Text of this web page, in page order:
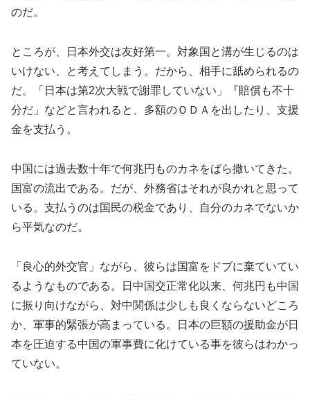
のだ。
ところが、日本外交は友好第一。対象国と溝が生じるのは
いけない、と考えてしまう。だから、相手に舐められるの
だ。「日本は第2次大戦で謝罪していない」『賠償も不十
分だ」などと言われると、多額のＯＤＡを出したり、支援
金を支払う。
中国には過去数十年で何兆円ものカネをばら撒いてきた。
国富の流出である。だが、外務省はそれが良かれと思って
いる。支払うのは国民の税金であり、自分のカネでないか
ら平気なのだ。
「良心的外交官」ながら、彼らは国富をドブに棄ていてい
るようなものである。日中国交正常化以来、何兆円も中国
に振り向けながら、対中関係は少しも良くならないどころ
か、軍事的緊張が高まっている。日本の巨額の援助金が日
本を圧迫する中国の軍事費に化けている事を彼らはわかっ
ていない。